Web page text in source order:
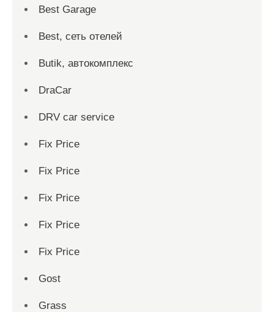
Best Garage
Best, сеть отелей
Butik, автокомплекс
DraCar
DRV car service
Fix Price
Fix Price
Fix Price
Fix Price
Fix Price
Gost
Grass